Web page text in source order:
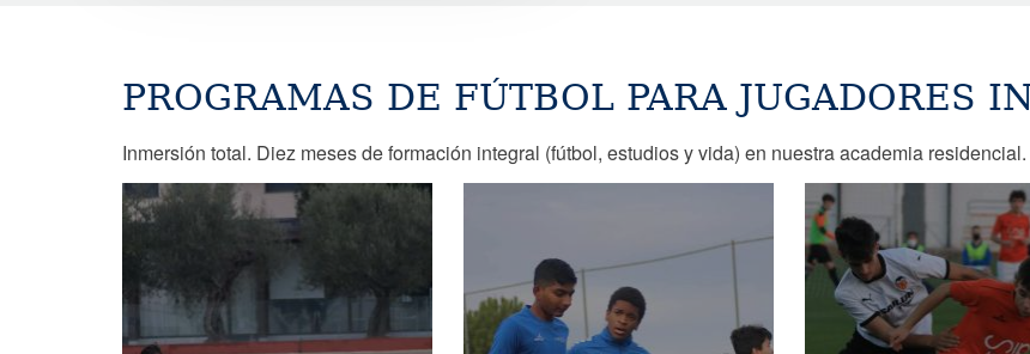
PROGRAMAS DE FÚTBOL PARA JUGADORES
Inmersión total. Diez meses de formación integral (fútbol, estudios y vida) en nuestra academia